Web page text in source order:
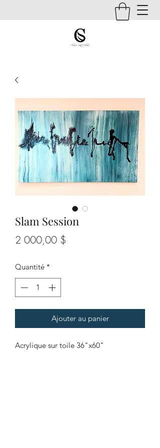
Slam Session
2 000,00 $
Quantité *
Ajouter au panier
Acrylique sur toile 36"x60"